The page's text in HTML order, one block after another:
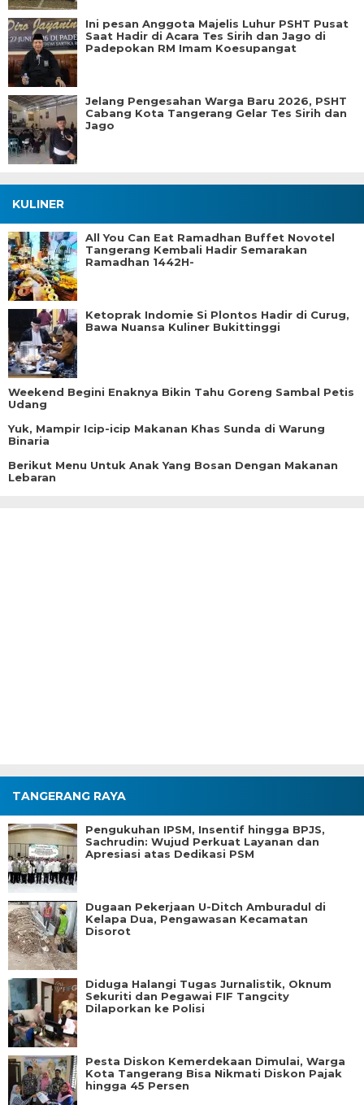
Ini pesan Anggota Majelis Luhur PSHT Pusat
Saat Hadir di Acara Tes Sirih dan Jago di
Padepokan RM Imam Koesupangat
Jelang Pengesahan Warga Baru 2026, PSHT
Cabang Kota Tangerang Gelar Tes Sirih dan
Jago
KULINER
All You Can Eat Ramadhan Buffet Novotel
Tangerang Kembali Hadir Semarakan
Ramadhan 1442H-
Ketoprak Indomie Si Plontos Hadir di Curug,
Bawa Nuansa Kuliner Bukittinggi
Weekend Begini Enaknya Bikin Tahu Goreng Sambal Petis
Udang
Yuk, Mampir Icip-icip Makanan Khas Sunda di Warung
Binaria
Berikut Menu Untuk Anak Yang Bosan Dengan Makanan
Lebaran
TANGERANG RAYA
Pengukuhan IPSM, Insentif hingga BPJS,
Sachrudin: Wujud Perkuat Layanan dan
Apresiasi atas Dedikasi PSM
Dugaan Pekerjaan U-Ditch Amburadul di
Kelapa Dua, Pengawasan Kecamatan
Disorot
Diduga Halangi Tugas Jurnalistik, Oknum
Sekuriti dan Pegawai FIF Tangcity
Dilaporkan ke Polisi
Pesta Diskon Kemerdekaan Dimulai, Warga
Kota Tangerang Bisa Nikmati Diskon Pajak
hingga 45 Persen